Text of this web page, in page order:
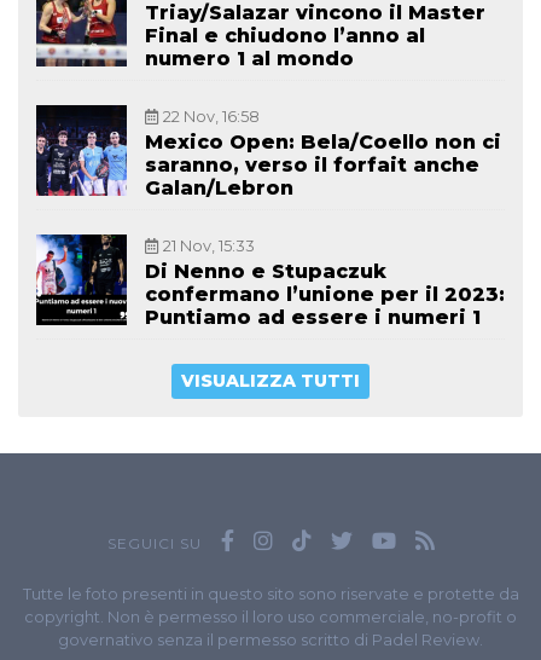
Triay/Salazar vincono il Master
Final e chiudono l’anno al
numero 1 al mondo
22 Nov, 16:58
Mexico Open: Bela/Coello non ci
saranno, verso il forfait anche
Galan/Lebron
21 Nov, 15:33
Di Nenno e Stupaczuk
confermano l’unione per il 2023:
Puntiamo ad essere i numeri 1
VISUALIZZA TUTTI
SEGUICI SU
Tutte le foto presenti in questo sito sono riservate e protette da
copyright. Non è permesso il loro uso commerciale, no-profit o
governativo senza il permesso scritto di Padel Review.